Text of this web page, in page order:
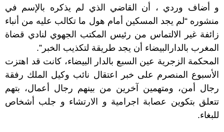
و أضاف وردي ، أن القاضي الذي لم يذكره بالإسم في
منشوره “لم يجد المسكين أمام هول ما تكالب عليه من أنباء
زائفة غير الالتماس من رئيس المكتب الجهوي لنادي قضاة
المغرب بالدارالبيضاء أن يجد طريقة لتكذيب الخبر”.
المحكمة الزجرية عين السبع بالدار البيضاء، كانت قد اهتزت
الأسبوع المنصرم على خبر اعتقال نائب وكيل الملك رفقة
رجال أمن، ومتهمين آخرين من بينهم رجال أعمال، بتهم
تتعلق بتكوين عصابة اجرامية و الارتشاء و جلب أشخاص
للبغاء.